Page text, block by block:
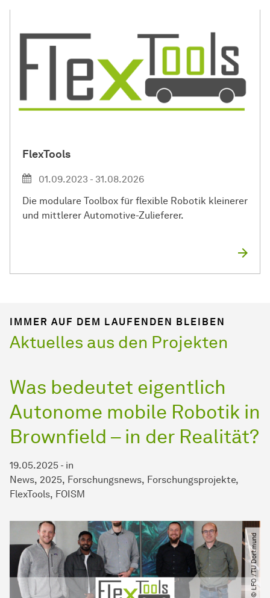
FlexTools
01.09.2023 - 31.08.2026
Die modulare Toolbox für flexible Robotik kleinerer
und mittlerer Automotive-Zulieferer.
IMMER AUF DEM LAUFENDEN BLEIBEN
Aktuelles aus den Projekten
Was bedeutet eigentlich
Autonome mobile Robotik in
Brownfield – in der Realität?
19.05.2025 - in
News 2025 Forschungsnews Forschungsprojekte
FlexTools FOISM
© LFO ​/​TU Dortmund